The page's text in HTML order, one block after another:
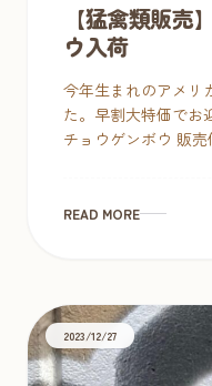
【猛禽類販売
ウ入荷
今年生まれのアメリ
た。早割大特価でお
チョウゲンボウ 販
READ MORE
2023/12/27